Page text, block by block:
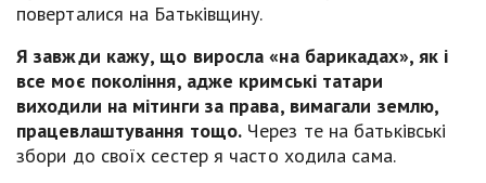
поверталися на Батьківщину.
Я завжди кажу, що виросла«на барикадах»,як і
все моє покоління, адже кримські татари
виходили на мітинги за права, вимагали землю,
працевлаштування тощо.Через те на батьківські
збори до своїх сестер я часто ходила сама.